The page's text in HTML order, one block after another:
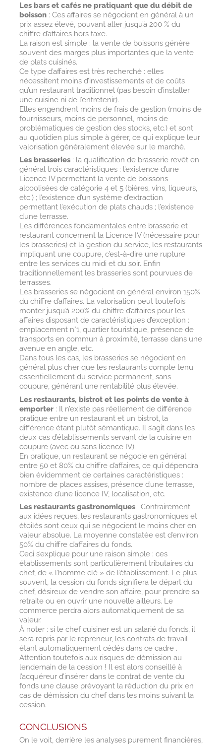
Les bars et cafés ne pratiquant que du débit de
boisson : Ces affaires se négocient en général à un
prix assez élevé, pouvant aller jusqu’à 200 % du
chiffre d’affaires hors taxe.
La raison est simple : la vente de boissons génère
souvent des marges plus importantes que la vente
de plats cuisinés.
Ce type d’affaires est très recherché : elles
nécessitent moins d’investissements et de coûts
qu’un restaurant traditionnel (pas besoin d’installer
une cuisine ni de l’entretenir).
Elles engendrent moins de frais de gestion (moins de
fournisseurs, moins de personnel, moins de
problématiques de gestion des stocks, etc.) et sont
au quotidien plus simple à gérer, ce qui explique leur
valorisation généralement élevée sur le marché.
Les brasseries : la qualification de brasserie revêt en
général trois caractéristiques : l’existence d’une
Licence IV permettant la vente de boissons
alcoolisées de catégorie 4 et 5 (bières, vins, liqueurs,
etc.) ; l’existence d’un système d’extraction
permettant l’exécution de plats chauds ; l’existence
d’une terrasse.
Les différences fondamentales entre brasserie et
restaurant concernent la Licence IV (nécessaire pour
les brasseries) et la gestion du service, les restaurants
impliquant une coupure, c’est-à-dire une rupture
entre les services du midi et du soir. Enfin
traditionnellement les brasseries sont pourvues de
terrasses.
Les brasseries se négocient en général environ 150%
du chiffre d’affaires. La valorisation peut toutefois
monter jusqu’à 200% du chiffre d’affaires pour les
affaires disposant de caractéristiques d’exception :
emplacement n°1, quartier touristique, présence de
transports en commun à proximité, terrasse dans une
avenue en angle, etc.
Dans tous les cas, les brasseries se négocient en
général plus cher que les restaurants compte tenu
essentiellement du service permanent, sans
coupure, générant une rentabilité plus élevée.
Les restaurants, bistrot et les points de vente à
emporter : Il n’existe pas réellement de différence
pratique entre un restaurant et un bistrot, la
différence étant plutôt sémantique. Il s’agit dans les
deux cas d’établissements servant de la cuisine en
coupure (avec ou sans licence IV).
En pratique, un restaurant se négocie en général
entre 50 et 80% du chiffre d’affaires, ce qui dépendra
bien évidemment de certaines caractéristiques :
nombre de places assises, présence d’une terrasse,
existence d’une licence IV, localisation, etc.
Les restaurants gastronomiques: Contrairement
aux idées reçues, les restaurants gastronomiques et
étoilés sont ceux qui se négocient le moins cher en
valeur absolue. La moyenne constatée est d’environ
50% du chiffre d’affaires du fonds.
Ceci s’explique pour une raison simple : ces
établissements sont particulièrement tributaires du
chef, de « l’homme clé » de l’établissement. Le plus
souvent, la cession du fonds signifiera le départ du
chef, désireux de vendre son affaire, pour prendre sa
retraite ou en ouvrir une nouvelle ailleurs. Le
commerce perdra alors automatiquement de sa
valeur.
À noter : si le chef cuisiner est un salarié du fonds, il
sera repris par le repreneur, les contrats de travail
étant automatiquement cédés dans ce cadre .
Attention toutefois aux risques de démission au
lendemain de la cession ! Il est alors conseillé à
l’acquéreur d’insérer dans le contrat de vente du
fonds une clause prévoyant la réduction du prix en
cas de démission du chef dans les moins suivant la
cession.
CONCLUSIONS
On le voit, derrière les analyses purement financières,